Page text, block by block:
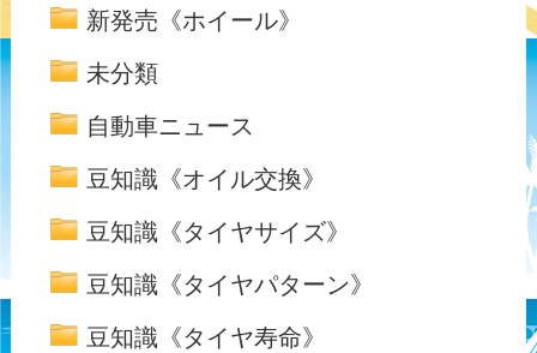
新発売《ホイール》
未分類
自動車ニュース
豆知識《オイル交換》
豆知識《タイヤサイズ》
豆知識《タイヤパターン》
豆知識《タイヤ寿命》